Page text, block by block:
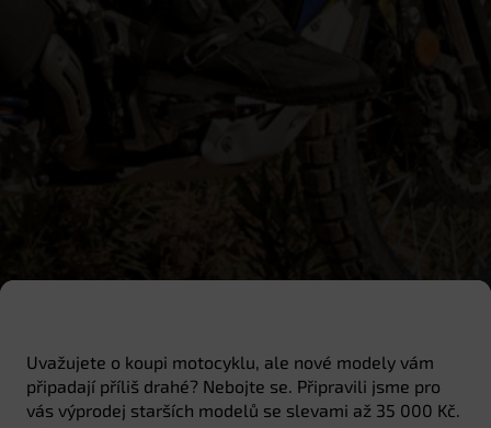
Uvažujete o koupi motocyklu, ale nové modely vám
připadají příliš drahé? Nebojte se. Připravili jsme pro
vás výprodej starších modelů se slevami až 35 000 Kč.